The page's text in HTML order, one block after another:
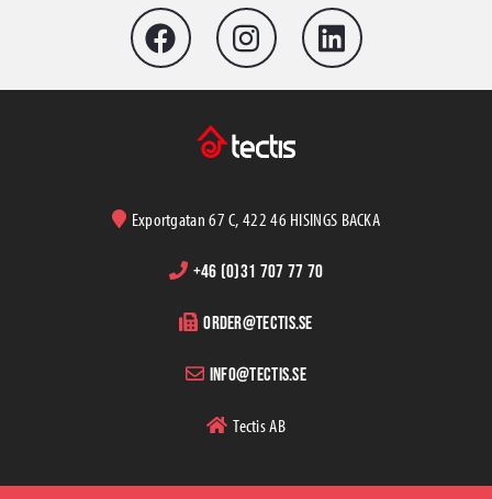
Exportgatan 67 C, 422 46 HISINGS BACKA
+46 (0)31 707 77 70
order@tectis.se
info@tectis.se
Tectis AB